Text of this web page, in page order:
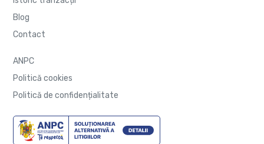
Blog
Contact
ANPC
Politică cookies
Politică de confidențialitate